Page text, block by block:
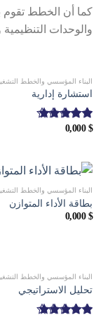
كما أن الخطط تقوم
والوحدات
البناء المؤسسي والخطط
استشارة إدارية
تم التقييم
0,000 $
البناء المؤسسي والخطط
بطاقة الأداء المتوازن
0,000 $
البناء المؤسسي والخطط
تحليل الاستراتيجي